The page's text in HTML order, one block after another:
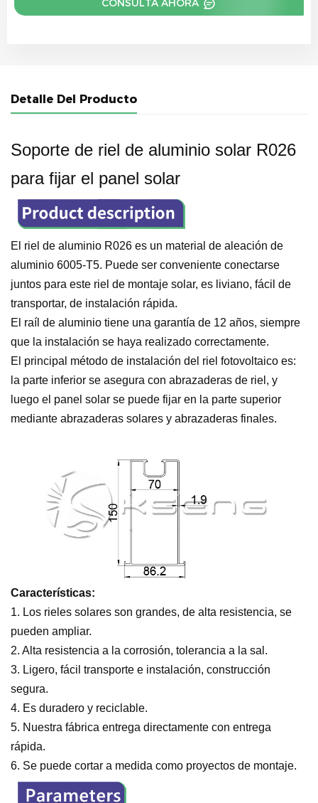
CONSULTA AHORA
Detalle Del Producto
Soporte de riel de aluminio solar R026
para fijar el panel solar
El riel de aluminio R026 es un material de aleación de
aluminio 6005-T5. Puede ser conveniente conectarse
juntos para este riel de montaje solar, es liviano, fácil de
transportar, de instalación rápida.
El raíl de aluminio tiene una garantía de 12 años, siempre
que la instalación se haya realizado correctamente.
El principal método de instalación del riel fotovoltaico es:
la parte inferior se asegura con abrazaderas de riel, y
luego el panel solar se puede fijar en la parte superior
mediante abrazaderas solares y abrazaderas finales.
Características:
1. Los rieles solares son grandes, de alta resistencia, se
pueden ampliar.
2. Alta resistencia a la corrosión, tolerancia a la sal.
3. Ligero, fácil transporte e instalación, construcción
segura.
4. Es duradero y reciclable.
5. Nuestra fábrica entrega directamente con entrega
rápida.
6. Se puede cortar a medida como proyectos de montaje.